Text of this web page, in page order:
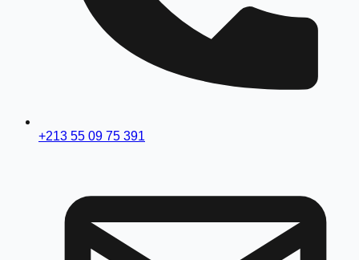
+213 55 09 75 391